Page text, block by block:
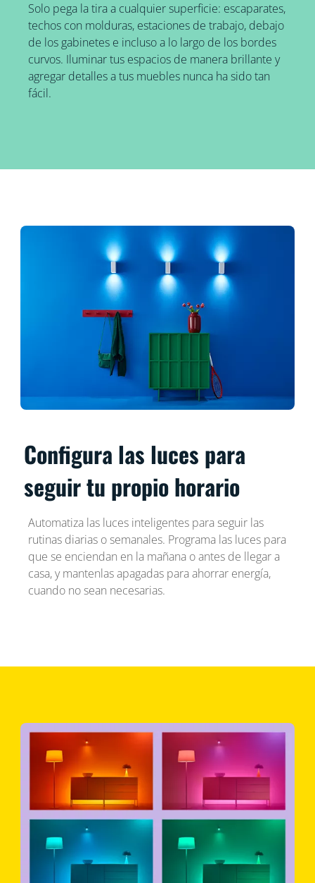
Solo pega la tira a cualquier superficie: escaparates,
techos con molduras, estaciones de trabajo, debajo
de los gabinetes e incluso a lo largo de los bordes
curvos. Iluminar tus espacios de manera brillante y
agregar detalles a tus muebles nunca ha sido tan
fácil.
Configura las luces para
seguir tu propio horario
Automatiza las luces inteligentes para seguir las
rutinas diarias o semanales. Programa las luces para
que se enciendan en la mañana o antes de llegar a
casa, y mantenlas apagadas para ahorrar energía,
cuando no sean necesarias.